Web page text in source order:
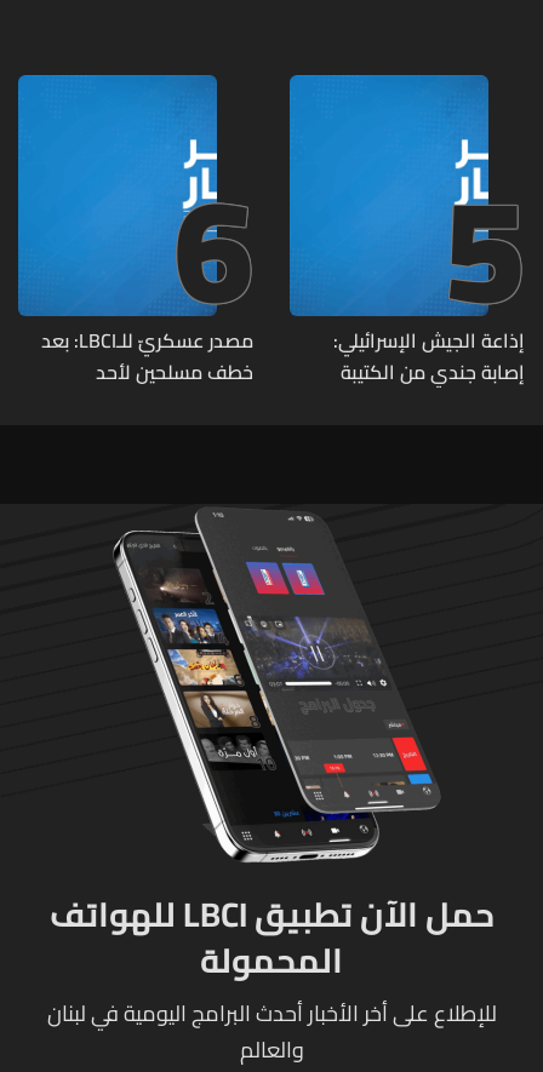
تحت الأرض
5
إذاعة الجيش الإسرائيلي:
إصابة جندي من الكتيبة
6
مصدر عسكريّ للـLBCI: بعد
خطف مسلحين لأحد
بملاحقتهم ونفّذ عمليات
دهم لتوقيفهم فأُفرج عن
العسكريّ المخطوف
والوحدات المختصة تعمل
على توقيف الخاطفين
حمل الآن تطبيق LBCI للهواتف
المحمولة
للإطلاع على أخر الأخبار أحدث البرامج اليومية في لبنان
والعالم